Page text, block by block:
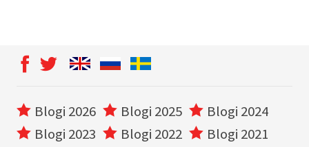
Blogi 2026 Blogi 2025
Blogi 2024
Blogi 2023
Blogi 2022 Blogi 2021